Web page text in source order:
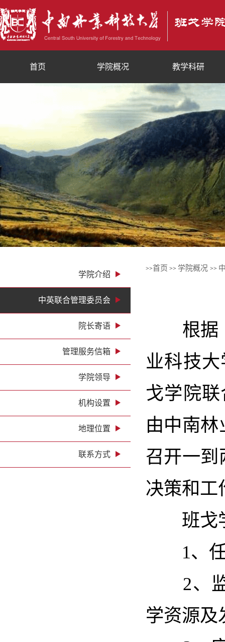
首页 学院概况 教学科研
学院介绍
中英联合管理委员会
院长寄语
管理服务信箱
学院领导
机构设置
地理位置
联系方式
>>首页 >> 学院概况 >>
根据《
业科技
戈学院
由中南
召开一到
决策和工
班戈学
1、任
2、监
学资源及